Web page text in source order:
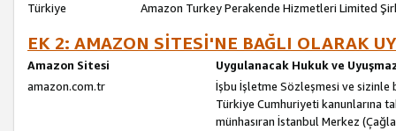
Türkiye
Amazon Turkey Perakende Hizmetleri Limited
EK 2: AMAZON SİTESİ'NE BAĞLI OLARAK
Amazon Sitesi
Uygulanacak Hukuk ve
amazon.com.tr
İşbu İşletme Sözleşmesi ve sizinle
Türkiye Cumhuriyeti kanunlarına
münhasıran İstanbul Merkez